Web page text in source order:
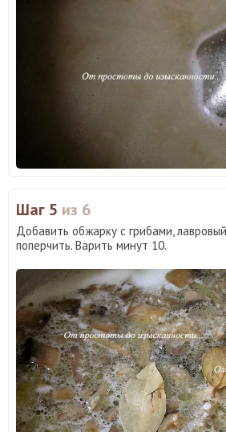
Шаг 5 из 6
Добавить обжарку с грибами, лавровый
поперчить. Варить минут 10.